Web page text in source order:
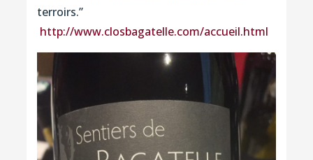
terroirs.’’
http://www.closbagatelle.com/accueil.html